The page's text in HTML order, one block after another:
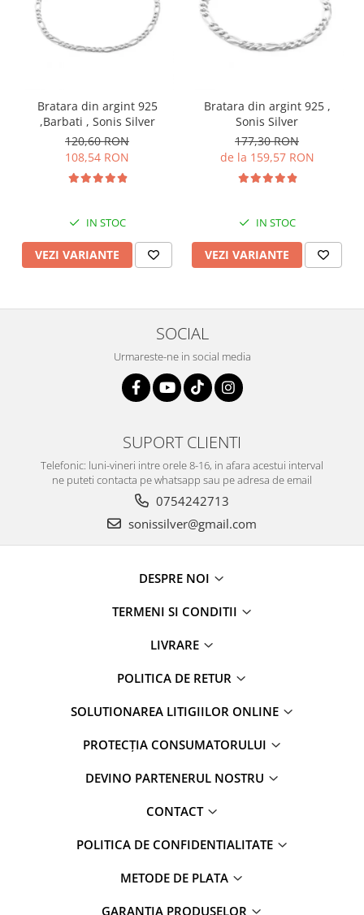
Bratara din argint 925
,Barbati , Sonis Silver
120,60 RON
108,54 RON
IN STOC
VEZI VARIANTE
Bratara din argint 925 ,
Sonis Silver
177,30 RON
de la 159,57 RON
IN STOC
VEZI VARIANTE
SOCIAL
Urmareste-ne in social media
SUPORT CLIENTI
Telefonic: luni-vineri intre orele 8-16, in afara acestui interval
ne puteti contacta pe whatsapp sau pe adresa de email
0754242713
sonissilver@gmail.com
DESPRE NOI
TERMENI SI CONDITII
LIVRARE
POLITICA DE RETUR
SOLUTIONAREA LITIGIILOR ONLINE
PROTECȚIA CONSUMATORULUI
DEVINO PARTENERUL NOSTRU
CONTACT
POLITICA DE CONFIDENTIALITATE
METODE DE PLATA
GARANTIA PRODUSELOR